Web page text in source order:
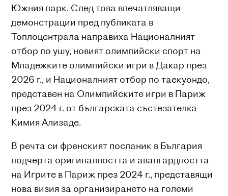
Южния парк. След това впечатляващи
демонстрации пред публиката в
Топлоцентрала направиха Националният
отбор по ушу, новият олимпийски спорт на
Младежките олимпийски игри в Дакар през
2026 г., и Националният отбор по таекуондо,
представен на Олимпийските игри в Париж
през 2024 г. от българската състезателка
Кимия Ализаде.
В речта си френският посланик в България
подчерта оригиналността и авангардността
на Игрите в Париж през 2024 г., представящи
нова визия за организирането на големи